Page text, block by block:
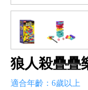
狼人殺疊疊
適合年齡：6歲以上